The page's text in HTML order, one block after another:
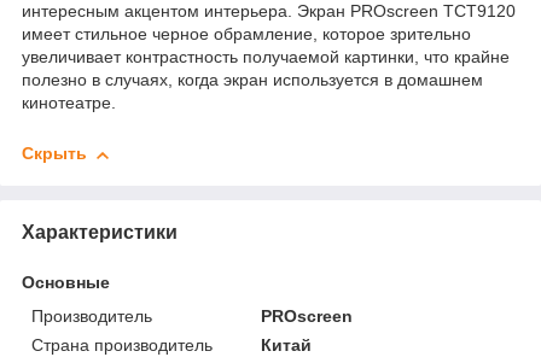
интересным акцентом интерьера. Экран PROscreen TCT9120
имеет стильное черное обрамление, которое зрительно
увеличивает контрастность получаемой картинки, что крайне
полезно в случаях, когда экран используется в домашнем
кинотеатре.
Скрыть
Характеристики
Основные
Производитель
PROscreen
Страна производитель
Китай